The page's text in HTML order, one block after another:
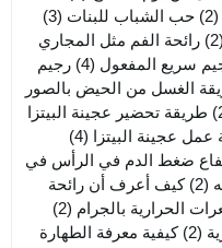
(2) حب الشباب للبنات (3)
(2)
رائحة الفم مثل المجاري
سريع المفعول (4)
رجيم
الغسل من الحيض بالصور
طريقة تحضير عجينة البيتزا
عمل عجينة البيتزا (4)
ضغط الدم في الرأس في
(2)
كيف أعرف أن رائحة
الحرارية بالجرام (2)
(2)
كيفية معرفة الطهارة